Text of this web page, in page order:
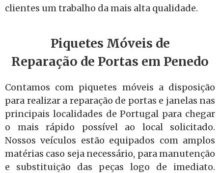
clientes um trabalho da mais alta qualidade.
Piquetes Móveis de
Reparação de Portas em Penedo
Contamos com piquetes móveis a disposição
para realizar a reparação de portas e janelas nas
principais localidades de Portugal para chegar
o mais rápido possível ao local solicitado.
Nossos veículos estão equipados com amplos
matérias caso seja necessário, para manutenção
e substituição das peças logo de imediato.